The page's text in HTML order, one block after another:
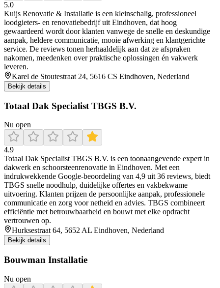
5.0
Kuijs Renovatie & Installatie is een kleinschalig, professioneel
loodgieters- en renovatiebedrijf uit Eindhoven, dat hoog
gewaardeerd wordt door klanten vanwege de snelle en deskundige
aanpak, heldere communicatie, mooie afwerking en klantgerichte
service. De reviews tonen herhaaldelijk aan dat ze afspraken
nakomen, meedenken over praktische oplossingen én vakwerk
leveren.
Karel de Stoutestraat 24, 5616 CS Eindhoven, Nederland
Bekijk details
Totaal Dak Specialist TBGS B.V.
Nu open
4.9
Totaal Dak Specialist TBGS B.V. is een toonaangevende expert in
dakwerk en schoorsteenrenovatie in Eindhoven. Met een
indrukwekkende Google-beoordeling van 4,9 uit 36 reviews, biedt
TBGS snelle noodhulp, duidelijke offertes en vakbekwame
uitvoering. Klanten prijzen de persoonlijke aanpak, professionele
communicatie en zorg voor netheid en advies. TBGS combineert
efficiëntie met betrouwbaarheid en bouwt met elke opdracht
vertrouwen op.
Hurksestraat 64, 5652 AL Eindhoven, Nederland
Bekijk details
Bouwman Installatie
Nu open